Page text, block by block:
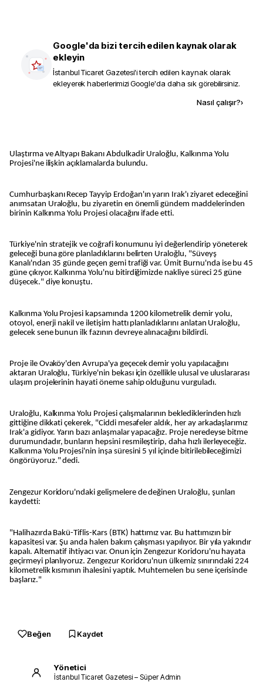
Google'da bizi tercih edilen kaynak olarak
ekleyin
İstanbul Ticaret Gazetesi'i tercih edilen kaynak olarak
ekleyerek haberlerimizi Google'da daha sık görebilirsiniz.
Nasıl çalışır?›
Ulaştırma ve Altyapı Bakanı Abdulkadir Uraloğlu, Kalkınma Yolu
Projesi'ne ilişkin açıklamalarda bulundu.
Cumhurbaşkanı Recep Tayyip Erdoğan'ın yarın Irak'ı ziyaret edeceğini
anımsatan Uraloğlu, bu ziyaretin en önemli gündem maddelerinden
birinin Kalkınma Yolu Projesi olacağını ifade etti.
Türkiye'nin stratejik ve coğrafi konumunu iyi değerlendirip yöneterek
geleceği buna göre planladıklarını belirten Uraloğlu, "Süveyş
Kanalı'ndan 35 günde geçen gemi trafiği var. Ümit Burnu'nda ise bu 45
güne çıkıyor. Kalkınma Yolu'nu bitirdiğimizde nakliye süreci 25 güne
düşecek." diye konuştu.
Kalkınma Yolu Projesi kapsamında 1200 kilometrelik demir yolu,
otoyol, enerji nakil ve iletişim hattı planladıklarını anlatan Uraloğlu,
gelecek sene bunun ilk fazının devreye alınacağını bildirdi.
Proje ile Ovaköy'den Avrupa'ya geçecek demir yolu yapılacağını
aktaran Uraloğlu, Türkiye'nin bekası için özellikle ulusal ve uluslararası
ulaşım projelerinin hayati öneme sahip olduğunu vurguladı.
Uraloğlu, Kalkınma Yolu Projesi çalışmalarının beklediklerinden hızlı
gittiğine dikkati çekerek, "Ciddi mesafeler aldık, her ay arkadaşlarımız
Irak'a gidiyor. Yarın bazı anlaşmalar yapacağız. Proje neredeyse bitme
durumundadır, bunların hepsini resmileştirip, daha hızlı ilerleyeceğiz.
Kalkınma Yolu Projesi'nin inşa süresini 5 yıl içinde bitirilebileceğimizi
öngörüyoruz." dedi.
Zengezur Koridoru'ndaki gelişmelere de değinen Uraloğlu, şunları
kaydetti:
"Halihazırda Bakü-Tiflis-Kars (BTK) hattımız var. Bu hattımızın bir
kapasitesi var. Şu anda halen bakım çalışması yapılıyor. Bir yıla yakındır
kapalı. Alternatif ihtiyacı var. Onun için Zengezur Koridoru'nu hayata
geçirmeyi planlıyoruz. Zengezur Koridoru'nun ülkemiz sınırındaki 224
kilometrelik kısmının ihalesini yaptık. Muhtemelen bu sene içerisinde
başlarız."
Beğen Kaydet
Yönetici
İstanbul Ticaret Gazetesi – Süper Admin